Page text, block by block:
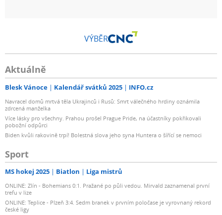
VÝBĚR
Aktuálně
Blesk Vánoce Kalendář svátků 2025 INFO.cz
Navracel domů mrtvá těla Ukrajinců i Rusů: Smrt válečného hrdiny oznámila
zdrcená manželka
Více lásky pro všechny. Prahou prošel Prague Pride, na účastníky pokřikovali
pobožní odpůrci
Biden kvůli rakovině trpí! Bolestná slova jeho syna Huntera o šířící se nemoci
Sport
MS hokej 2025 Biatlon Liga mistrů
ONLINE: Zlín - Bohemians 0:1. Pražané po půli vedou. Mirvald zaznamenal první
trefu v lize
ONLINE: Teplice - Plzeň 3:4. Sedm branek v prvním poločase je vyrovnaný rekord
české ligy